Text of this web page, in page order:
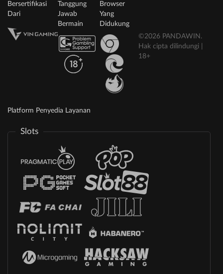
Bersertifikasi
Dari
Tanggung
Jawab
Bermain
Browser
Yang
Didukung
©2026 PANDAWIN.
Hak cipta dilindungi |
18+
Platform Penyedia Layanan
Slots